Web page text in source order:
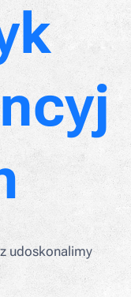
udoskonalimy